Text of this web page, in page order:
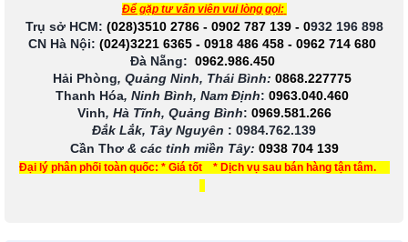
Để gặp tư vấn viên vui lòng gọi:
Trụ sở HCM: (028)3510 2786 - 0902 787 139- 0932 196 898
CN Hà Nội: (024)3221 6365 - 0918 486 458 - 0962 714 680
Đà Nẵng: 0962.986.450
Hải Phòng, Quảng Ninh, Thái Bình: 0868.227775
Thanh Hóa, Ninh Bình, Nam Định: 0963.040.460
Vinh, Hà Tĩnh, Quảng Bình: 0969.581.266
Đắk Lắk, Tây Nguyên : 0984.762.139
Cần Thơ & các tỉnh miền Tây: 0938 704 139
Đại lý phân phối toàn quốc: * Giá tốt * Dịch vụ sau bán hàng tận tâm.